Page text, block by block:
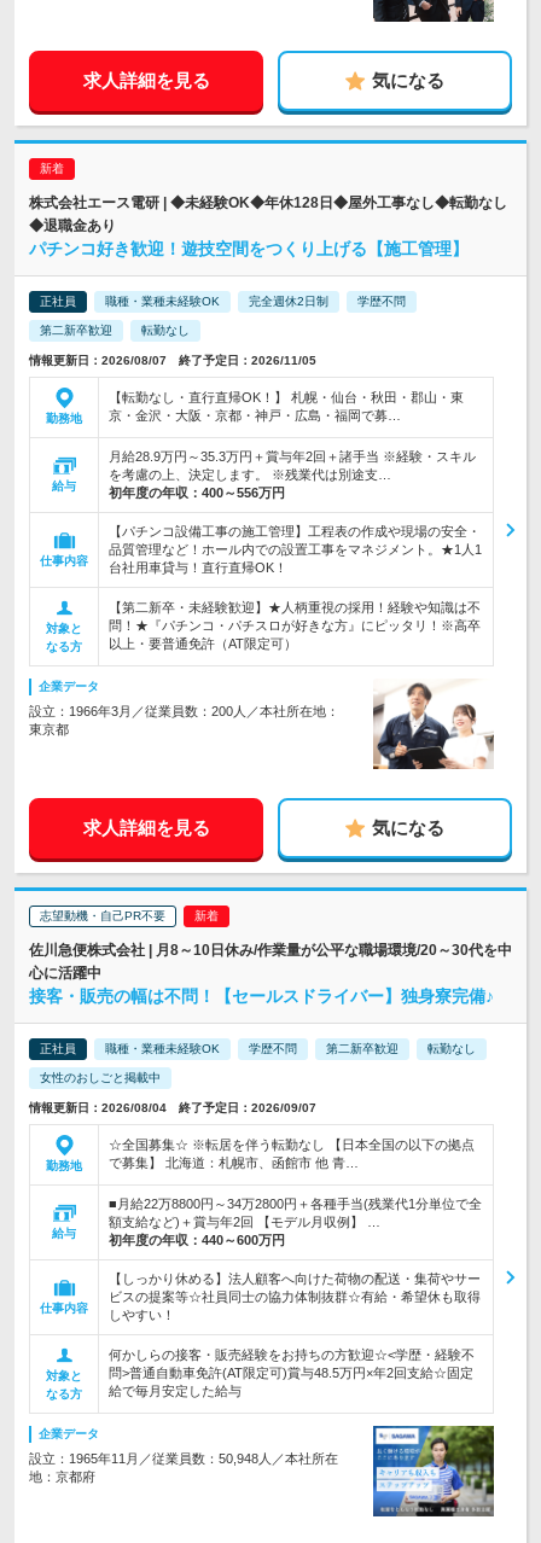
求人詳細を見る 気になる
株式会社エース電研 | ◆未経験OK◆年休128日◆屋外工事なし◆転勤なし
◆退職金あり
パチンコ好き歓迎！遊技空間をつくり上げる【施工管理】
正社員 職種・業種未経験OK 完全週休2日制 学歴不問
第二新卒歓迎 転勤なし
情報更新日：2026/08/07 終了予定日：2026/11/05
勤務地
【転勤なし・直行直帰OK！】 札幌・仙台・秋田・郡山・東
京・金沢・大阪・京都・神戸・広島・福岡で募…
給与
月給28.9万円～35.3万円＋賞与年2回＋諸手当 ※経験・スキル
を考慮の上、決定します。 ※残業代は別途支…
初年度の年収： 400～556万円
仕事内容
【パチンコ設備工事の施工管理】工程表の作成や現場の安全・
品質管理など！ホール内での設置工事をマネジメント。★1人1
台社用車貸与！直行直帰OK！
対象と
なる方
【第二新卒・未経験歓迎】★人柄重視の採用！経験や知識は不
問！★『パチンコ・パチスロが好きな方』にピッタリ！※高卒
以上・要普通免許（AT限定可）
企業データ
設立：1966年3月／従業員数：200人／本社所在地：
東京都
求人詳細を見る 気になる
志望動機・自己PR不要
佐川急便株式会社 | 月8～10日休み/作業量が公平な職場環境/20～30代を中
心に活躍中
接客・販売の幅は不問！【セールスドライバー】独身寮完備♪
正社員 職種・業種未経験OK 学歴不問 第二新卒歓迎 転勤なし
女性のおしごと掲載中
情報更新日：2026/08/04 終了予定日：2026/09/07
勤務地
☆全国募集☆ ※転居を伴う転勤なし 【日本全国の以下の拠点
で募集】 北海道：札幌市、函館市 他 青…
給与
■月給22万8800円～34万2800円＋各種手当(残業代1分単位で全
額支給など)＋賞与年2回 【モデル月収例】 …
初年度の年収： 440～600万円
仕事内容
【しっかり休める】法人顧客へ向けた荷物の配送・集荷やサー
ビスの提案等☆社員同士の協力体制抜群☆有給・希望休も取得
しやすい！
対象と
なる方
何かしらの接客・販売経験をお持ちの方歓迎☆<学歴・経験不
問>普通自動車免許(AT限定可)賞与48.5万円×年2回支給☆固定
給で毎月安定した給与
企業データ
設立：1965年11月／従業員数：50,948人／本社所在
地：京都府